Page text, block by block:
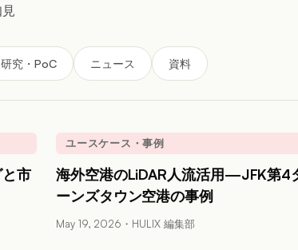
研究・PoC ニュース 資料
市
ユースケース・事例
海外空港のLiDAR人流活用—JFK第4
ーンズタウン空港の事例
May 19, 2026 ・ HULIX 編集部